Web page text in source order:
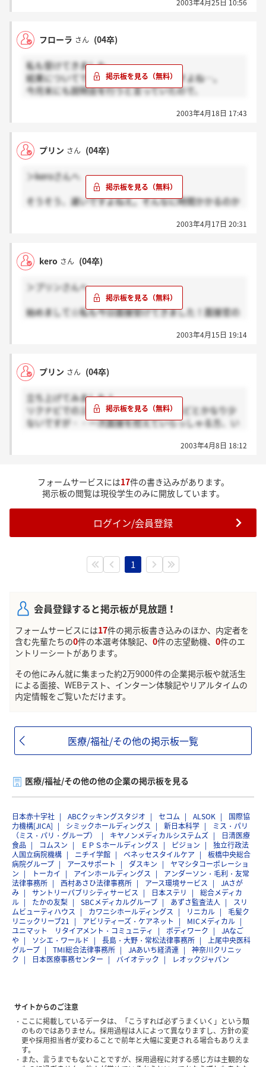
持ち物に「ノート・筆記用具」とあったので
が、、、
みなさん頑張りましょうね！！！
2003年4月25日 10:56
フローラ さん (04卒)
私も受けてきました。
結果についてですが、やっぱり遅いですよね…。
今月末にも説明会を行うと言っていたので、
私もあの筆記試験に固まりました；
早く結果が知りたいですよねー。
2003年4月18日 17:43
プリン さん (04卒)
＞keroさんへ
そうそう、遅いですよねえ。そんなに時間かかるのか
私は予想外な時事問題に固まりました（＾－＾；
2003年4月17日 20:31
kero さん (04卒)
＞プリンさんへ
始めまして☆私も今日面接受けてきました！面接官の
でも、結果でるの5月とか言ってませんでした？も
2003年4月15日 19:14
プリン さん (04卒)
立ち上げてみました！
リクナビでのエントリー人数も600人ほどとかなり少
ないですが・・一次面接を控えていらっしゃる方、い
2003年4月8日 18:12
フォームサービスには17件の書き込みがあります。
掲示板の閲覧は現役学生のみに開放しています。
ログイン/会員登録
1
会員登録すると掲示板が見放題！
フォームサービスには17件の掲示板書き込みのほか、内定者を
含む先輩たちの0件の本選考体験記、 0件の志望動機、 0件のエ
ントリーシートがあります。
その他にみん就に集まった約2万9000件の企業掲示板や就活生
による面接、WEBテスト、インターン体験記やリアルタイムの
内定情報をご覧いただけます。
医療/福祉/その他の掲示板一覧
医療/福祉/その他の他の企業の掲示板を見る
日本赤十字社 ABCクッキングスタジオ セコム ALSOK
国際協
力機構[JICA]
シミックホールディングス 新日本科学
ミス・パリ
（ミス・パリ・グループ）
キヤノンメディカルシステムズ
日清医療
食品
コムスン ＥＰＳホールディングス ピジョン
独立行政法
人国立病院機構
ニチイ学館 ベネッセスタイルケア
板橋中央総合
病院グループ
アースサポート ダスキン
ヤマシタコーポレーショ
ン
トーカイ アインホールディングス
アンダーソン・毛利・友常
法律事務所
西村あさひ法律事務所 アース環境サービス
JAさが
み
サントリーパブリシティサービス 日本ステリ
総合メディカ
ル
たかの友梨 SBCメディカルグループ あずさ監査法人
スリ
ムビューティハウス
カワニシホールディングス リニカル
毛髪ク
リニックリーブ21
アビリティーズ・ケアネット
MICメディカル
ユニマット リタイアメント・コミュニティ
ボディワーク
JAなご
や
ソシエ・ワールド 長島・大野・常松法律事務所
上尾中央医科
グループ
TMI総合法律事務所 JAあいち経済連
神奈川クリニッ
ク
日本医療事務センター バイオテック レオックジャパン
サイトからのご注意
ここに掲載しているデータは、「こうすれば必ずうまくいく」という類
のものではありません。採用過程は人によって異なりますし、方針の変
更や採用担当者が変わることで前年と大幅に変更される場合もありえま
す。
また、言うまでもないことですが、採用過程に対する感じ方は主観的な